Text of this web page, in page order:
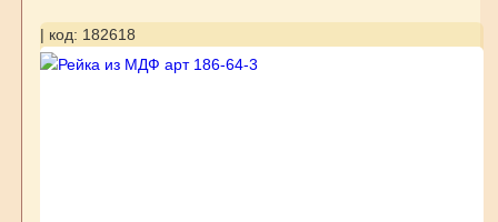
| код: 182618